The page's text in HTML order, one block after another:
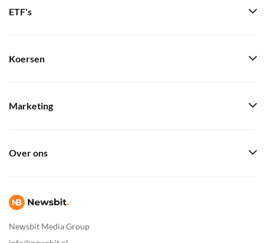
Newsbit Media Group
ETF's
Koersen
Marketing
Over ons